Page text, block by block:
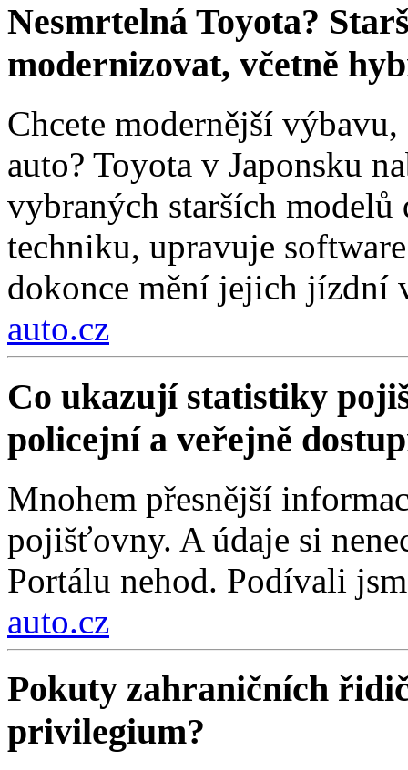
Nesmrtelná Toyota?
modernizovat, včetně
Chcete modernější
auto? Toyota v Japonsku
vybraných starších
techniku, upravuje
dokonce mění jejich jízdní
auto.cz
Co ukazují statistiky
policejní a veřejně
Mnohem přesnější
pojišťovny. A údaje si
Portálu nehod. Podívali
auto.cz
Pokuty zahraničních
privilegium?